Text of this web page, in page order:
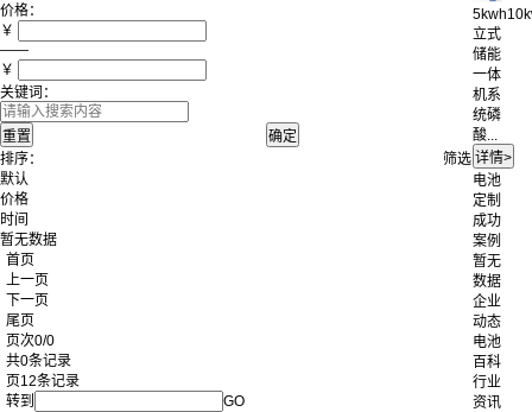
立式
储能
一体
机系
统磷
酸...
电池
定制
成功
案例
暂无
数据
企业
动态
电池
百科
行业
资讯
价格：
￥
——
￥
关键词：
排序：
默认
价格
时间
筛选：
暂无数据
首页
上一页
下一页
尾页
页次0/0
共0条记录
页12条记录
转到
GO